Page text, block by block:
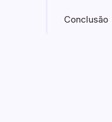
Conclusão